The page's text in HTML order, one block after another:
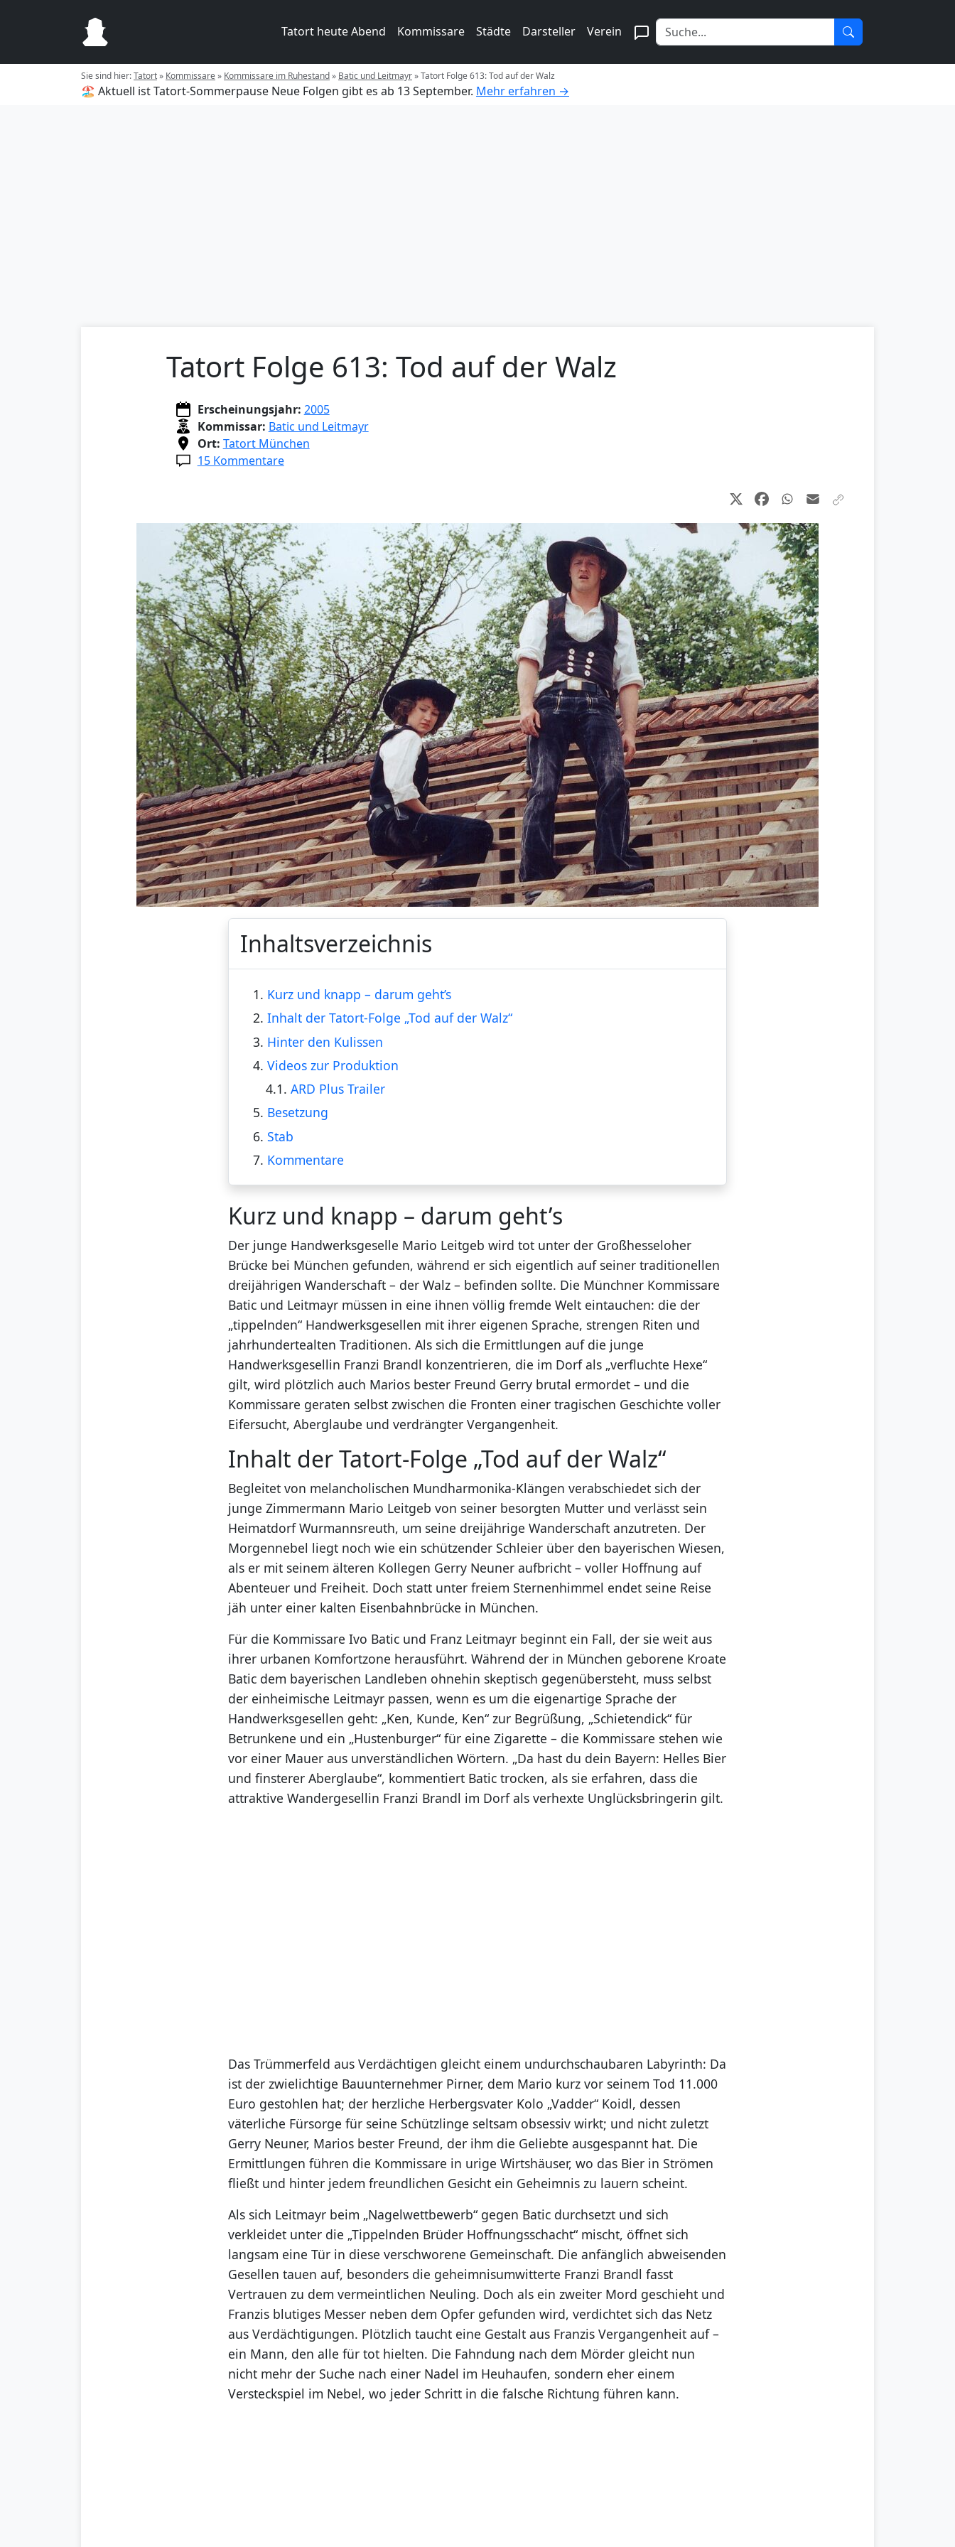
Tatort heute Abend Kommissare Städte Darsteller Verein
Sie sind hier:Tatort» Kommissare» Kommissare im Ruhestand» Batic und Leitmayr»Tatort Folge 613: Tod auf der Walz
🏖️ Aktuell ist Tatort-Sommerpause Neue Folgen gibt es ab 13 September. Mehr erfahren →
Tatort Folge 613: Tod auf der Walz
Erscheinungsjahr: 2005
Kommissar: Batic und Leitmayr
Ort: Tatort München
15 Kommentare
Inhaltsverzeichnis
1. Kurz und knapp – darum geht’s
2. Inhalt der Tatort-Folge „Tod auf der Walz“
3. Hinter den Kulissen
4. Videos zur Produktion
4.1. ARD Plus Trailer
5. Besetzung
6. Stab
7. Kommentare
Kurz und knapp – darum geht’s
Der junge Handwerksgeselle Mario Leitgeb wird tot unter der Großhesseloher
Brücke bei München gefunden, während er sich eigentlich auf seiner traditionellen
dreijährigen Wanderschaft – der Walz – befinden sollte. Die Münchner Kommissare
Batic und Leitmayr müssen in eine ihnen völlig fremde Welt eintauchen: die der
„tippelnden“ Handwerksgesellen mit ihrer eigenen Sprache, strengen Riten und
jahrhundertealten Traditionen. Als sich die Ermittlungen auf die junge
Handwerksgesellin Franzi Brandl konzentrieren, die im Dorf als „verfluchte Hexe“
gilt, wird plötzlich auch Marios bester Freund Gerry brutal ermordet – und die
Kommissare geraten selbst zwischen die Fronten einer tragischen Geschichte voller
Eifersucht, Aberglaube und verdrängter Vergangenheit.
Inhalt der Tatort-Folge „Tod auf der Walz“
Begleitet von melancholischen Mundharmonika-Klängen verabschiedet sich der
junge Zimmermann Mario Leitgeb von seiner besorgten Mutter und verlässt sein
Heimatdorf Wurmannsreuth, um seine dreijährige Wanderschaft anzutreten. Der
Morgennebel liegt noch wie ein schützender Schleier über den bayerischen Wiesen,
als er mit seinem älteren Kollegen Gerry Neuner aufbricht – voller Hoffnung auf
Abenteuer und Freiheit. Doch statt unter freiem Sternenhimmel endet seine Reise
jäh unter einer kalten Eisenbahnbrücke in München.
Für die Kommissare Ivo Batic und Franz Leitmayr beginnt ein Fall, der sie weit aus
ihrer urbanen Komfortzone herausführt. Während der in München geborene Kroate
Batic dem bayerischen Landleben ohnehin skeptisch gegenübersteht, muss selbst
der einheimische Leitmayr passen, wenn es um die eigenartige Sprache der
Handwerksgesellen geht: „Ken, Kunde, Ken“ zur Begrüßung, „Schietendick“ für
Betrunkene und ein „Hustenburger“ für eine Zigarette – die Kommissare stehen wie
vor einer Mauer aus unverständlichen Wörtern. „Da hast du dein Bayern: Helles Bier
und finsterer Aberglaube“, kommentiert Batic trocken, als sie erfahren, dass die
attraktive Wandergesellin Franzi Brandl im Dorf als verhexte Unglücksbringerin gilt.
Das Trümmerfeld aus Verdächtigen gleicht einem undurchschaubaren Labyrinth: Da
ist der zwielichtige Bauunternehmer Pirner, dem Mario kurz vor seinem Tod 11.000
Euro gestohlen hat; der herzliche Herbergsvater Kolo „Vadder“ Koidl, dessen
väterliche Fürsorge für seine Schützlinge seltsam obsessiv wirkt; und nicht zuletzt
Gerry Neuner, Marios bester Freund, der ihm die Geliebte ausgespannt hat. Die
Ermittlungen führen die Kommissare in urige Wirtshäuser, wo das Bier in Strömen
fließt und hinter jedem freundlichen Gesicht ein Geheimnis zu lauern scheint.
Als sich Leitmayr beim „Nagelwettbewerb“ gegen Batic durchsetzt und sich
verkleidet unter die „Tippelnden Brüder Hoffnungsschacht“ mischt, öffnet sich
langsam eine Tür in diese verschworene Gemeinschaft. Die anfänglich abweisenden
Gesellen tauen auf, besonders die geheimnisumwitterte Franzi Brandl fasst
Vertrauen zu dem vermeintlichen Neuling. Doch als ein zweiter Mord geschieht und
Franzis blutiges Messer neben dem Opfer gefunden wird, verdichtet sich das Netz
aus Verdächtigungen. Plötzlich taucht eine Gestalt aus Franzis Vergangenheit auf –
ein Mann, den alle für tot hielten. Die Fahndung nach dem Mörder gleicht nun
nicht mehr der Suche nach einer Nadel im Heuhaufen, sondern eher einem
Versteckspiel im Nebel, wo jeder Schritt in die falsche Richtung führen kann.